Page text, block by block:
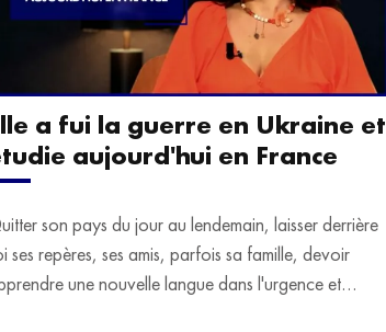
a fui la guerre en Ukraine et
aujourd'hui en France
son pays du jour au lendemain, laisser derrière
ses repères, ses amis, parfois sa famille, devoir
une nouvelle langue dans l'urgence et